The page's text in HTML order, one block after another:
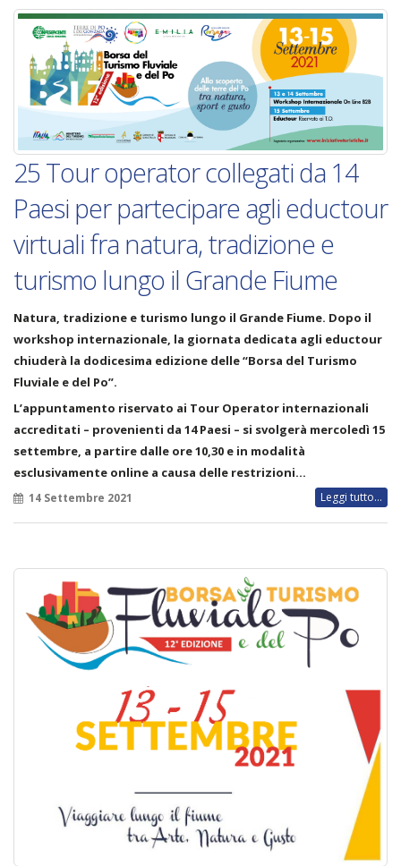
25 Tour operator collegati da 14
Paesi per partecipare agli eductour
virtuali fra natura, tradizione e
turismo lungo il Grande Fiume
Natura, tradizione e turismo lungo il Grande Fiume. Dopo il
workshop internazionale, la giornata dedicata agli eductour
chiuderà la dodicesima edizione delle “Borsa del Turismo
Fluviale e del Po”.
L’appuntamento riservato ai Tour Operator internazionali
accreditati – provenienti da 14 Paesi – si svolgerà mercoledì 15
settembre, a partire dalle ore 10,30 e in modalità
esclusivamente online a causa delle restrizioni…
14 Settembre 2021 Leggi tutto...